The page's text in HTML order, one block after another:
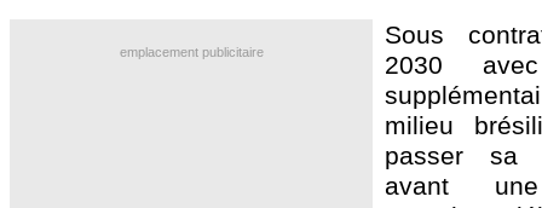
emplacement publicitaire
Sous
2030
milieu
passer sa
avant une